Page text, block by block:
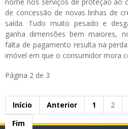
de concessão de novas linhas de
saída. Tudo muito pesado e
ganha dimensões bem maiores,
falta de pagamento resulta na
imóvel em que o consumidor mora
Página 2 de 3
Início Anterior 1 2
Fim